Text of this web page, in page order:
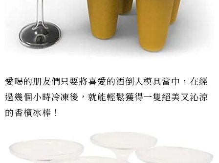
愛喝的朋友們只要將喜愛的酒倒入模具當中，在經
過幾個小時冷凍後，就能輕鬆獲得一隻絕美又沁涼
的香檳冰棒！